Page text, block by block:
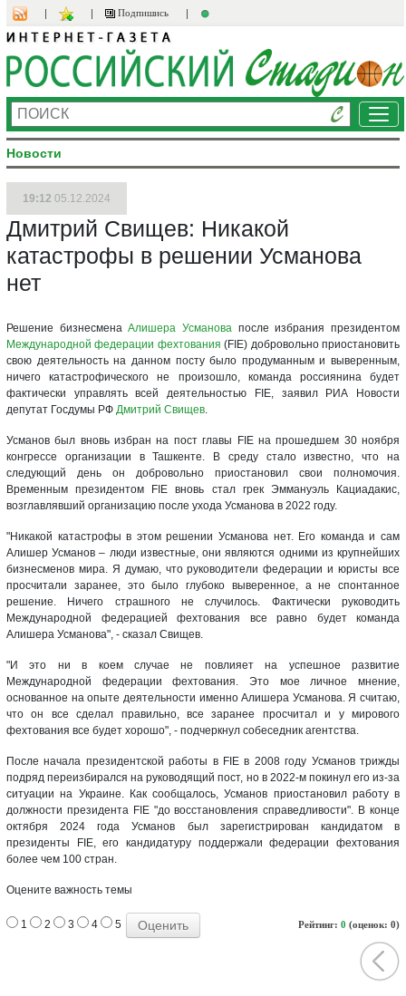
Подпишись
Новости
19:12 05.12.2024
Дмитрий Свищев: Никакой
катастрофы в решении Усманова
нет
Решение бизнесменаАлишера Усманова после избрания президентом
Международной федерации фехтования (FIE) добровольно приостановить
свою деятельность на данном посту было продуманным и выверенным,
ничего катастрофического не произошло, команда россиянина будет
фактически управлять всей деятельностью FIE, заявил РИА Новости
депутат Госдумы РФ Дмитрий Свищев.
Усманов был вновь избран на пост главы FIE на прошедшем 30 ноября
конгрессе организации в Ташкенте. В среду стало известно, что на
следующий день он добровольно приостановил свои полномочия.
Временным президентом FIE вновь стал грек Эммануэль Кациадакис,
возглавлявший организацию после ухода Усманова в 2022 году.
"Никакой катастрофы в этом решении Усманова нет. Его команда и сам
Алишер Усманов – люди известные, они являются одними из крупнейших
бизнесменов мира. Я думаю, что руководители федерации и юристы все
просчитали заранее, это было глубоко выверенное, а не спонтанное
решение. Ничего страшного не случилось. Фактически руководить
Международной федерацией фехтования все равно будет команда
Алишера Усманова", - сказал Свищев.
"И это ни в коем случае не повлияет на успешное развитие
Международной федерации фехтования. Это мое личное мнение,
основанное на опыте деятельности именно Алишера Усманова. Я считаю,
что он все сделал правильно, все заранее просчитал и у мирового
фехтования все будет хорошо", - подчеркнул собеседник агентства.
После начала президентской работы в FIE в 2008 году Усманов трижды
подряд переизбирался на руководящий пост, но в 2022-м покинул его из-за
ситуации на Украине. Как сообщалось, Усманов приостановил работу в
должности президента FIE "до восстановления справедливости". В конце
октября 2024 года Усманов был зарегистрирован кандидатом в
президенты FIE, его кандидатуру поддержали федерации фехтования
более чем 100 стран.
Оцените важность темы
Рейтинг: 0 (оценок: 0)
1 2 3 4 5